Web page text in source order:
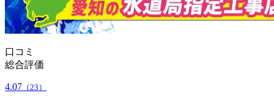
口コミ
総合評価
4.07 （23）